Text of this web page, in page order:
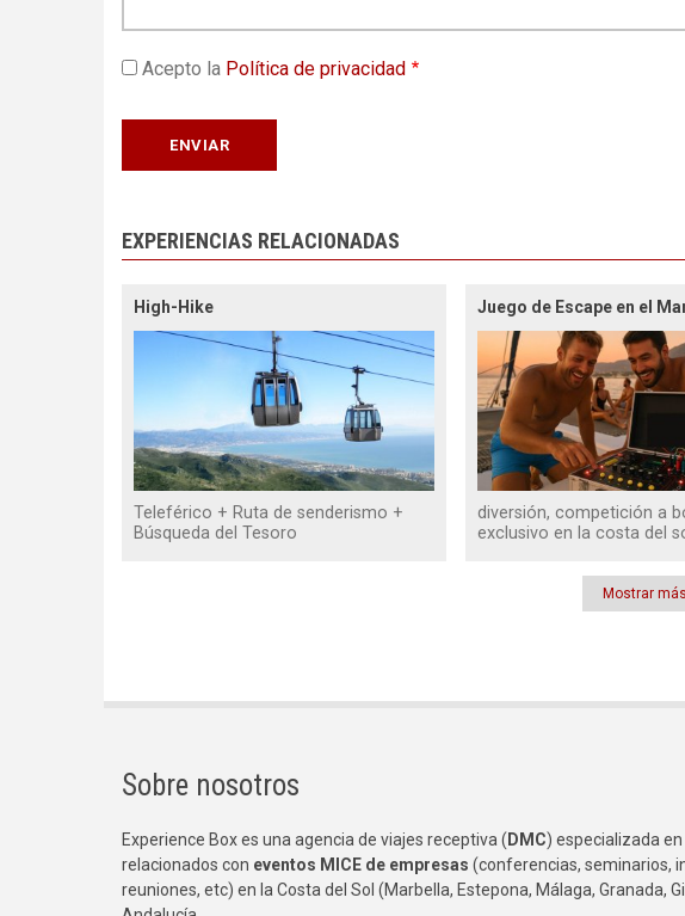
Acepto la Política de privacidad
EXPERIENCIAS RELACIONADAS
High-Hike
Teleférico + Ruta de senderismo +
Búsqueda del Tesoro
Juego de Escape en el
diversión, competición a
exclusivo en la costa del
Mostrar más
Sobre nosotros
Experience Box es una agencia de viajes receptiva ( DMC) especializada
relacionados con eventos MICE de empresas (conferencias, seminarios,
reuniones, etc) en la Costa del Sol (Marbella, Estepona, Málaga, Granada,